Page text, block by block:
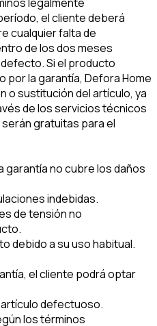
el cliente deberá
cualquier falta de
de los dos meses
Si el producto
la garantía, Defora Home
o sustitución del artículo, ya
de los servicios técnicos
gratuitas para el
garantía no cubre los daños
indebidas.
de tensión no
debido a su uso habitual.
el cliente podrá optar
defectuoso.
los términos